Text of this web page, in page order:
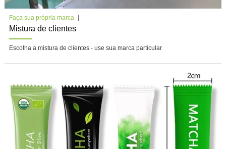
Faça sua própria marca
Mistura de clientes
Escolha a mistura de clientes - use sua marca particular